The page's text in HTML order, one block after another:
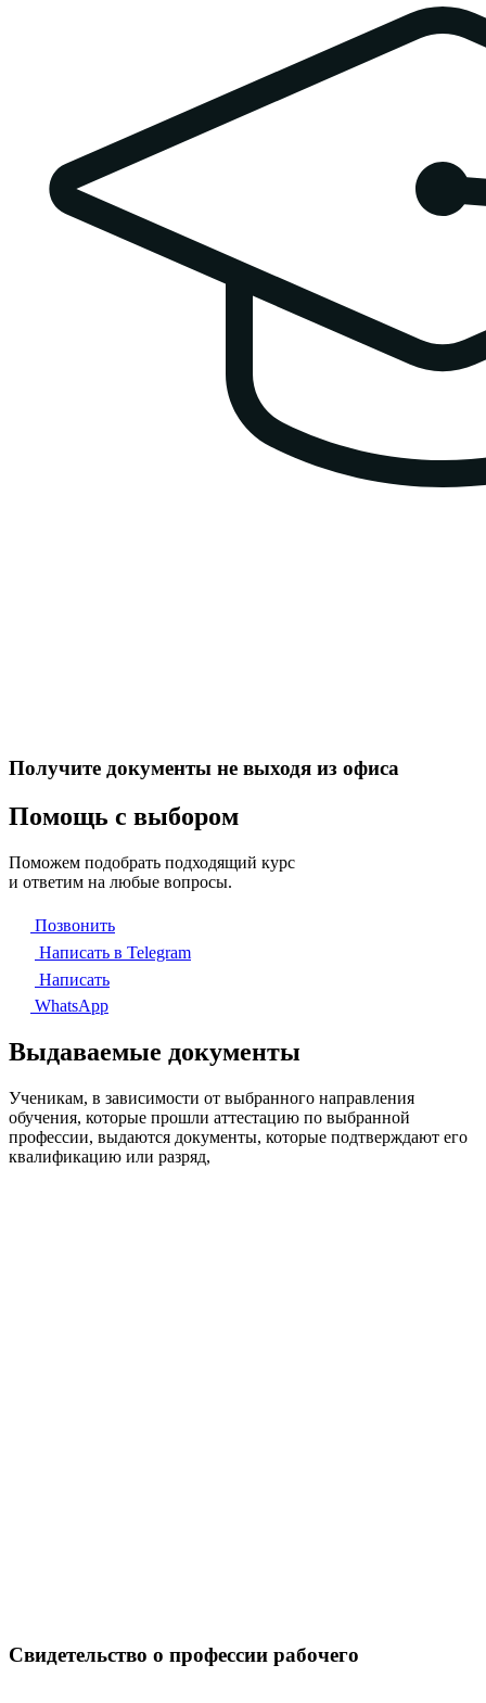
Получите документы не выходя из офиса
Помощь с выбором
Поможем подобрать подходящий курс
и ответим на любые вопросы.
Позвонить
Написать в Telegram
Написать
WhatsApp
Выдаваемые документы
Ученикам, в зависимости от выбранного направления
обучения, которые прошли аттестацию по выбранной
профессии, выдаются документы, которые подтверждают его
квалификацию или разряд,
Свидетельство о профессии рабочего